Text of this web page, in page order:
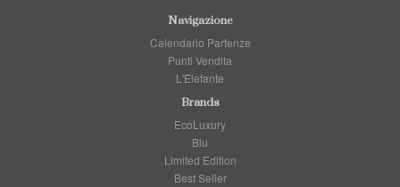
Navigazione
Calendario Partenze
Punti Vendita
L'Elefante
Brands
EcoLuxury
Blu
Limited Edition
Best Seller